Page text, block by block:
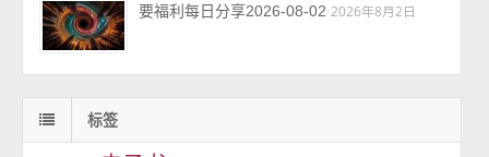
要福利每日分享2026-08-02 2026年8月2日
标签